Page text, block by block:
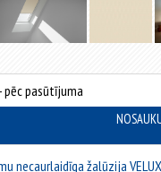
- pēc pasūtījuma
necaurlaidīga žalūzija